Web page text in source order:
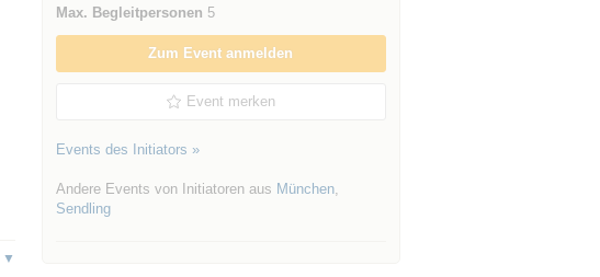
Max. Begleitpersonen 5
Zum Event anmelden
Event merken
Events des Initiators »
Andere Events von Initiatoren aus München,
Sendling